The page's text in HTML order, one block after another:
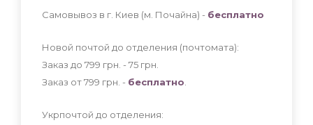
Самовывоз в г. Киев (м. Почайна) - бесплатно
Новой почтой до отделения (почтомата):
Заказ до 799 грн. - 75 грн
Заказ от 799 грн. - бесплатно
Укрпочтой до отделения: